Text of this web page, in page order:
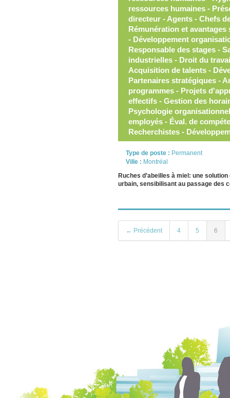
ressources humaines -
directeur - Agents - Chefs
Rémunération et
- Développement
Responsable des stages -
industrielles - Droit du
Acquisition de talents -
Partenaires stratégiques -
programmes - Projets
effectifs - Gestion des
Psychologie
employés - Éval. de
Recherchistes -
Type de poste : Permanent
Ville : Montréal
Ruches d’abeilles à miel: une
urbain, sensibilisant au passage des
← Précédent 4 5 6